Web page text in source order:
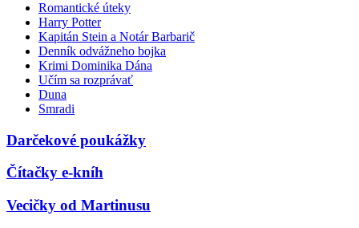
Romantické úteky
Harry Potter
Kapitán Stein a Notár Barbarič
Denník odvážneho bojka
Krimi Dominika Dána
Učím sa rozprávať
Duna
Smradi
Darčekové poukážky
Čítačky e-kníh
Vecičky od Martinusu